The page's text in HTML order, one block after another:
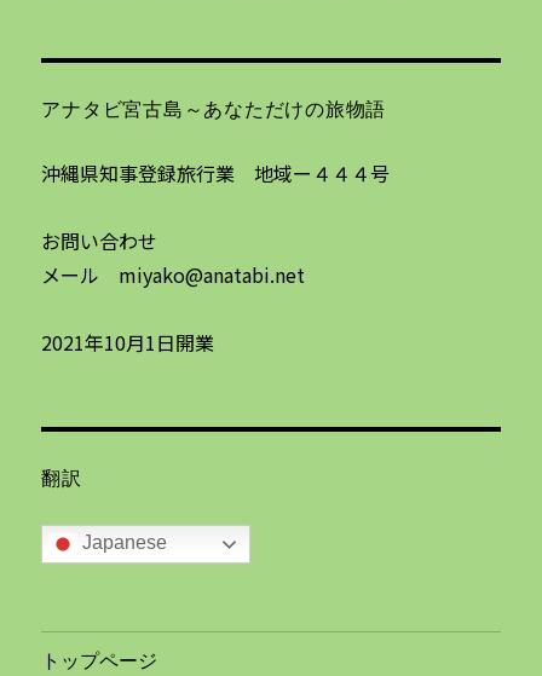
アナタビ宮古島～あなただけの旅物語
沖縄県知事登録旅行業 地域ー４４４号
お問い合わせ
メール miyako@anatabi.net
2021年10月1日開業
翻訳
Japanese
トップページ